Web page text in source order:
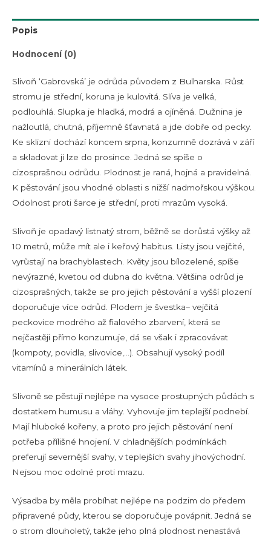
Popis
Hodnocení (0)
Slivoň ‘Gabrovská’ je odrůda původem z Bulharska. Růst
stromu je střední, koruna je kulovitá. Slíva je velká,
podlouhlá. Slupka je hladká, modrá a ojíněná. Dužnina je
nažloutlá, chutná, příjemně šťavnatá a jde dobře od pecky.
Ke sklizni dochází koncem srpna, konzumně dozrává v září
a skladovat ji lze do prosince. Jedná se spíše o
cizosprašnou odrůdu. Plodnost je raná, hojná a pravidelná.
K pěstování jsou vhodné oblasti s nižší nadmořskou výškou.
Odolnost proti šarce je střední, proti mrazům vysoká.
Slivoň je opadavý listnatý strom, běžně se dorůstá výšky až
10 metrů, může mít ale i keřový habitus. Listy jsou vejčité,
vyrůstají na brachyblastech. Květy jsou bílozelené, spíše
nevýrazné, kvetou od dubna do května. Většina odrůd je
cizosprašných, takže se pro jejich pěstování a vyšší plození
doporučuje více odrůd. Plodem je švestka– vejčitá
peckovice modrého až fialového zbarvení, která se
nejčastěji přímo konzumuje, dá se však i zpracovávat
(kompoty, povidla, slivovice,…). Obsahují vysoký podíl
vitamínů a minerálních látek.
Slivoně se pěstují nejlépe na vysoce prostupných půdách s
dostatkem humusu a vláhy. Vyhovuje jim teplejší podnebí.
Mají hluboké kořeny, a proto pro jejich pěstování není
potřeba přílišné hnojení. V chladnějších podmínkách
preferují severnější svahy, v teplejších svahy jihovýchodní.
Nejsou moc odolné proti mrazu.
Výsadba by měla probíhat nejlépe na podzim do předem
připravené půdy, kterou se doporučuje povápnit. Jedná se
o strom dlouholetý, takže jeho plná plodnost nenastává